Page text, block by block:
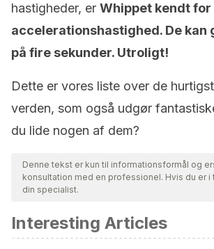
hastigheder, er Whippet kendt
accelerationshastighed. De kan
på fire sekunder. Utroligt!
Dette er vores liste over de
verden, som også udgør
du lide nogen af ​​dem?
Denne tekst er kun til informationsformål og
konsultation med en professionel. Hvis du er i
din specialist.
Interesting Articles